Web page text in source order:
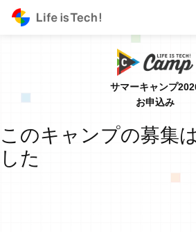
サマーキャンプ
お申込み
このキャンプの募集
した